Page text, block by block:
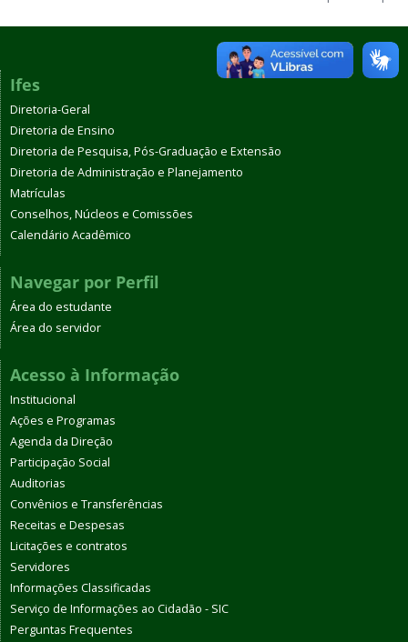
Ifes
Diretoria-Geral
Diretoria de Ensino
Diretoria de Pesquisa, Pós-Graduação e Extensão
Diretoria de Administração e Planejamento
Matrículas
Conselhos, Núcleos e Comissões
Calendário Acadêmico
Navegar por Perfil
Área do estudante
Área do servidor
Acesso à Informação
Institucional
Ações e Programas
Agenda da Direção
Participação Social
Auditorias
Convênios e Transferências
Receitas e Despesas
Licitações e contratos
Servidores
Informações Classificadas
Serviço de Informações ao Cidadão - SIC
Perguntas Frequentes